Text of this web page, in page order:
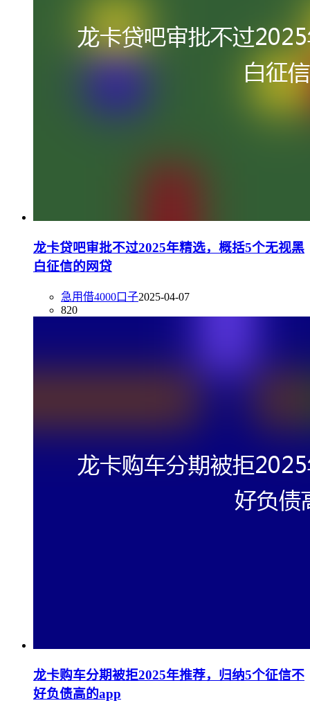
龙卡贷吧审批不过2025年精选，概括5个无视黑
白征信的网贷
急用借4000口子2025-04-07
820
龙卡购车分期被拒2025年推荐，归纳5个征信不
好负债高的app